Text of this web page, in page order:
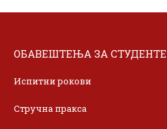
ОБАВЕШТЕЊА ЗА СТУДЕНТЕ
Испитни рокови
Стручна пракса